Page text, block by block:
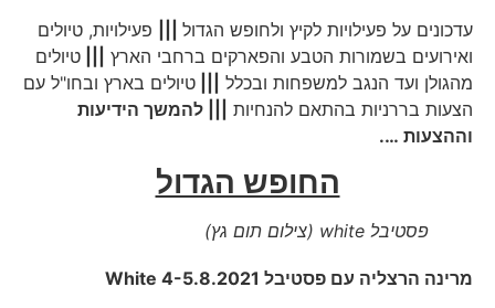
עדכונים על פעילויות לקיץ ולחופש הגדול||| פעילויות, טיולים
ואירועים בשמורות הטבע והפארקים ברחבי הארץ|||
טיולים
מהגולן ועד הנגב למשפחות ובכלל|||
טיולים בארץ ובחו"ל עם
הצעות בררניות בהתאם להנחיות|||
להמשך הידיעות
וההצעות ….
החופש הגדול
פסטיבל white (צילום תום גץ)
מרינה הרצליה עם פסטיבל White4-5.8.2021